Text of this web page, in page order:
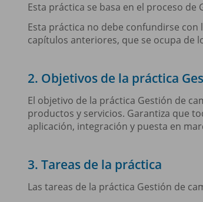
Esta práctica se basa en el proceso de
Esta práctica no debe confundirse
capítulos anteriores, que se ocupa de
2. Objetivos de la práctica
El objetivo de la práctica Gestión de
productos y servicios. Garantiza que
aplicación, integración y puesta en
3. Tareas de la práctica
Las tareas de la práctica Gestión de